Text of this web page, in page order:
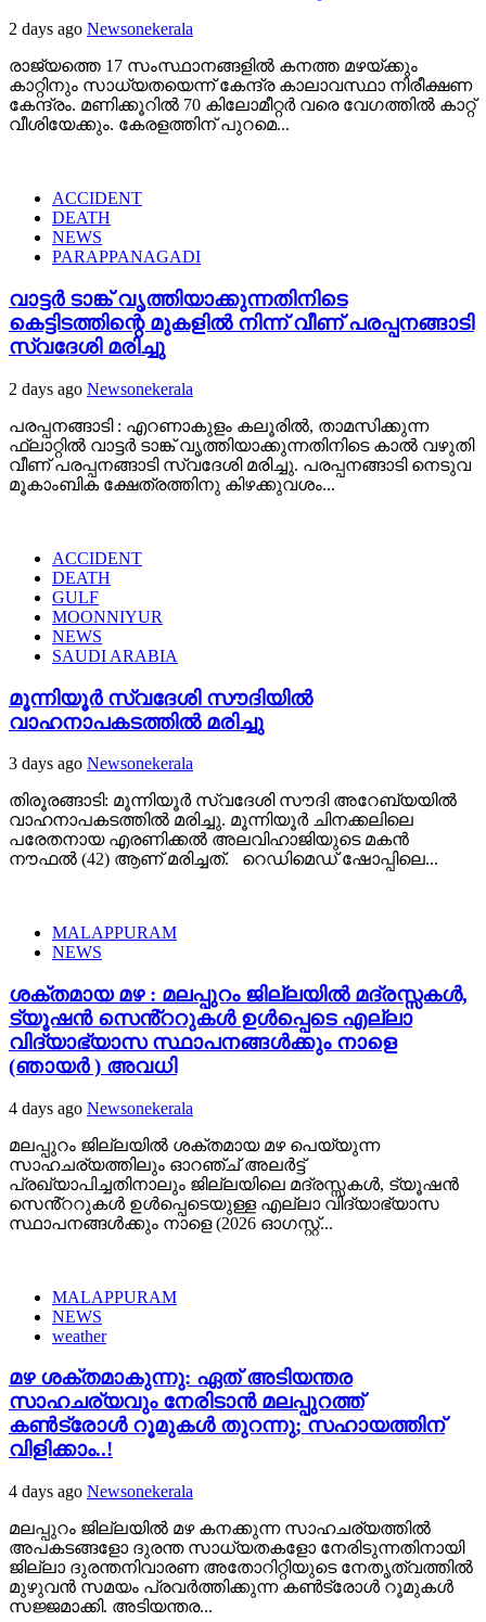
2 days ago Newsonekerala
രാജ്യത്തെ 17 സംസ്ഥാനങ്ങളിൽ കനത്ത മഴയ്ക്കും
കാറ്റിനും സാധ്യതയെന്ന് കേന്ദ്ര കാലാവസ്ഥാ നിരീക്ഷണ
കേന്ദ്രം. മണിക്കൂറിൽ 70 കിലോമീറ്റർ വരെ വേഗത്തിൽ കാറ്റ്
വീശിയേക്കും. കേരളത്തിന് പുറമെ...
ACCIDENT
DEATH
NEWS
PARAPPANAGADI
വാട്ടർ ടാങ്ക് വൃത്തിയാക്കുന്നതിനിടെ
കെട്ടിടത്തിന്റെ മുകളിൽ നിന്ന് വീണ് പരപ്പനങ്ങാടി
സ്വദേശി മരിച്ചു
2 days ago Newsonekerala
പരപ്പനങ്ങാടി : എറണാകുളം കലൂരിൽ, താമസിക്കുന്ന
ഫ്ലാറ്റിൽ വാട്ടർ ടാങ്ക് വൃത്തിയാക്കുന്നതിനിടെ കാൽ വഴുതി
വീണ് പരപ്പനങ്ങാടി സ്വദേശി മരിച്ചു. പരപ്പനങ്ങാടി നെടുവ
മൂകാംബിക ക്ഷേത്രത്തിനു കിഴക്കുവശം...
ACCIDENT
DEATH
GULF
MOONNIYUR
NEWS
SAUDI ARABIA
മൂന്നിയൂർ സ്വദേശി സൗദിയിൽ
വാഹനാപകടത്തിൽ മരിച്ചു
3 days ago Newsonekerala
തിരൂരങ്ങാടി: മൂന്നിയൂർ സ്വദേശി സൗദി അറേബ്യയിൽ
വാഹനാപകടത്തിൽ മരിച്ചു. മൂന്നിയൂർ ചിനക്കലിലെ
പരേതനായ എരണിക്കൽ അലവിഹാജിയുടെ മകൻ
നൗഫൽ (42) ആണ് മരിച്ചത്. റെഡിമെഡ് ഷോപ്പിലെ...
MALAPPURAM
NEWS
ശക്തമായ മഴ : മലപ്പുറം ജില്ലയിൽ മദ്രസ്സകൾ,
ട്യൂഷൻ സെൻ്ററുകൾ ഉൾപ്പെടെ എല്ലാ
വിദ്യാഭ്യാസ സ്ഥാപനങ്ങൾക്കും നാളെ
(ഞായർ ) അവധി
4 days ago Newsonekerala
മലപ്പുറം ജില്ലയിൽ ശക്തമായ മഴ പെയ്യുന്ന
സാഹചര്യത്തിലും ഓറഞ്ച് അലർട്ട്
പ്രഖ്യാപിച്ചതിനാലും ജില്ലയിലെ മദ്രസ്സകൾ, ട്യൂഷൻ
സെൻ്ററുകൾ ഉൾപ്പെടെയുള്ള എല്ലാ വിദ്യാഭ്യാസ
സ്ഥാപനങ്ങൾക്കും നാളെ (2026 ഓഗസ്റ്റ്...
MALAPPURAM
NEWS
weather
മഴ ശക്തമാകുന്നു: ഏത് അടിയന്തര
സാഹചര്യവും നേരിടാൻ മലപ്പുറത്ത്
കൺട്രോൾ റൂമുകൾ തുറന്നു; സഹായത്തിന്
വിളിക്കാം..!
4 days ago Newsonekerala
മലപ്പുറം ജില്ലയിൽ മഴ കനക്കുന്ന സാഹചര്യത്തിൽ
അപകടങ്ങളോ ദുരന്ത സാധ്യതകളോ നേരിടുന്നതിനായി
ജില്ലാ ദുരന്തനിവാരണ അതോറിറ്റിയുടെ നേതൃത്വത്തിൽ
മുഴുവൻ സമയം പ്രവർത്തിക്കുന്ന കൺട്രോൾ റൂമുകൾ
സജ്ജമാക്കി. അടിയന്തര...